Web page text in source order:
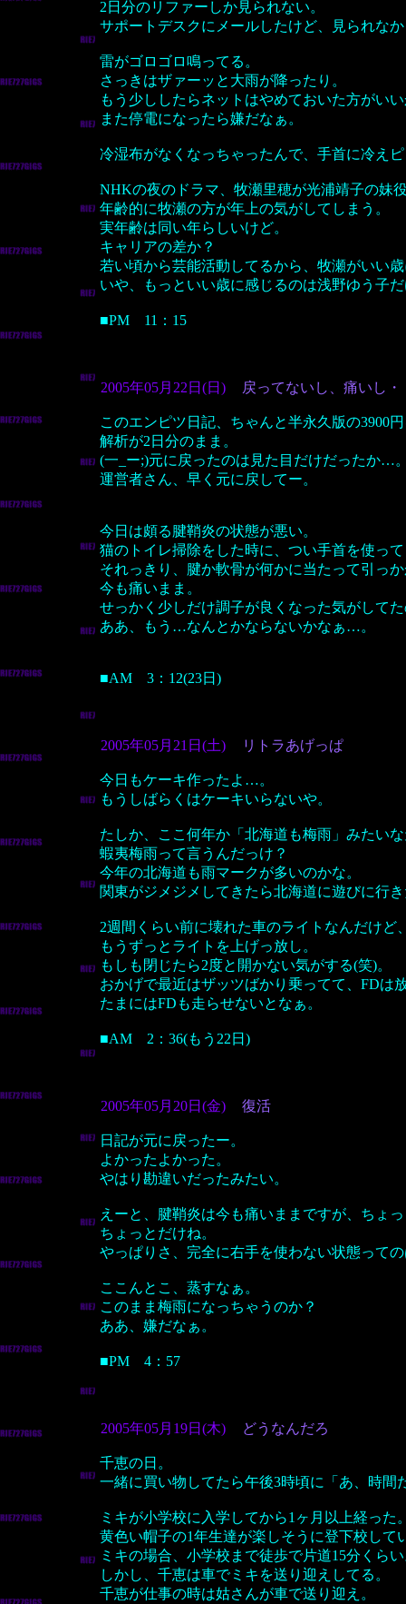
2日分のリファーしか見られない。
サポートデスクにメールしたけど、見られな
雷がゴロゴロ鳴ってる。
さっきはザァーッと大雨が降ったり。
もう少ししたらネットはやめておいた方がい
また停電になったら嫌だなぁ。
冷湿布がなくなっちゃったんで、手首に冷え
NHKの夜のドラマ、牧瀬里穂が光浦靖子の妹
年齢的に牧瀬の方が年上の気がしてしまう。
実年齢は同い年らしいけど。
キャリアの差か？
若い頃から芸能活動してるから、牧瀬がいい
いや、もっといい歳に感じるのは浅野ゆう子
■PM 11：15
2005年05月22日(日) 戻ってないし、痛いし・
このエンピツ日記、ちゃんと半永久版の3900
解析が2日分のまま。
(一_ー;)元に戻ったのは見た目だけだったか…
運営者さん、早く元に戻してー。
今日は頗る腱鞘炎の状態が悪い。
猫のトイレ掃除をした時に、つい手首を使っ
それっきり、腱か軟骨が何かに当たって引っ
今も痛いまま。
せっかく少しだけ調子が良くなった気がして
ああ、もう…なんとかならないかなぁ…。
■AM 3：12(23日)
2005年05月21日(土) リトラあげっぱ
今日もケーキ作ったよ…。
もうしばらくはケーキいらないや。
たしか、ここ何年か「北海道も梅雨」みたい
蝦夷梅雨って言うんだっけ？
今年の北海道も雨マークが多いのかな。
関東がジメジメしてきたら北海道に遊びに行
2週間くらい前に壊れた車のライトなんだけ
もうずっとライトを上げっ放し。
もしも閉じたら2度と開かない気がする(笑)。
おかげで最近はザッツばかり乗ってて、FDは
たまにはFDも走らせないとなぁ。
■AM 2：36(もう22日)
2005年05月20日(金) 復活
日記が元に戻ったー。
よかったよかった。
やはり勘違いだったみたい。
えーと、腱鞘炎は今も痛いままですが、ちょ
ちょっとだけね。
やっぱりさ、完全に右手を使わない状態って
ここんとこ、蒸すなぁ。
このまま梅雨になっちゃうのか？
ああ、嫌だなぁ。
■PM 4：57
2005年05月19日(木) どうなんだろ
千恵の日。
一緒に買い物してたら午後3時頃に「あ、時間
ミキが小学校に入学してから1ヶ月以上経った
黄色い帽子の1年生達が楽しそうに登下校して
ミキの場合、小学校まで徒歩で片道15分くら
しかし、千恵は車でミキを送り迎えしてる。
千恵が仕事の時は姑さんが車で送り迎え。